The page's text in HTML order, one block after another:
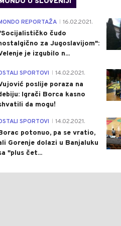
REPORTAŽA 16.02.2021.
čudo
za Jugoslavijom":
je izgubilo n...
SPORTOVI 14.02.2021.
poslije poraza na
Igrači Borca kasno
da mogu!
SPORTOVI 14.02.2021.
potonuo, pa se vratio,
Gorenje dolazi u Banjaluku
"plus čet...